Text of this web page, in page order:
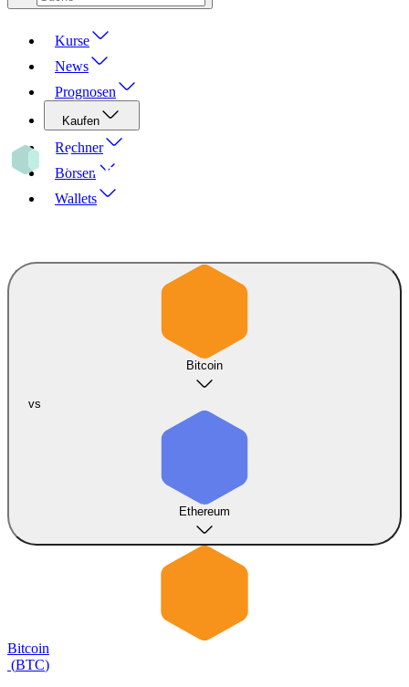
Kurse
News
Prognosen
Kaufen
Rechner
Börsen
Wallets
Bitcoin
vs
Ethereum
Bitcoin
(BTC)